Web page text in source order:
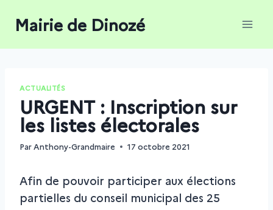
Mairie de Dinozé
ACTUALITÉS
URGENT : Inscription sur
les listes électorales
ParAnthony-Grandmaire 17 octobre 2021
Afin de pouvoir participer aux élections
partielles du conseil municipal des 25